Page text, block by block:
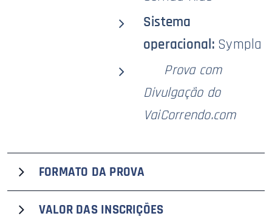
Sistema
operacional: Sympla
Prova com
Divulgação do
VaiCorrendo.com
FORMATO DA PROVA
que recebe o selo premiumVaiCorrendo.com
VALOR DAS INSCRIÇÕES